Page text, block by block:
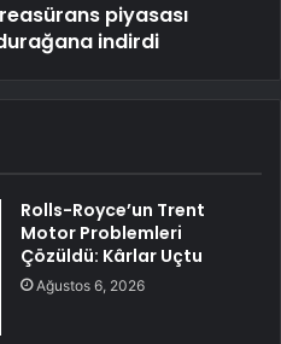
piyasası
indirdi
Rolls-Royce’un Trent
Motor Problemleri
Çözüldü: Kârlar Uçtu
Ağustos 6, 2026